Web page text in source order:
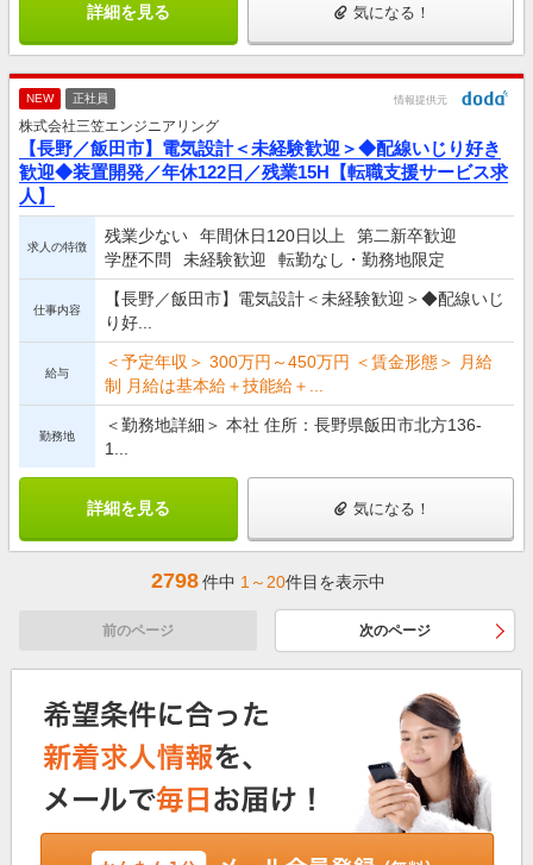
詳細を見る 気になる！
NEW 正社員 情報提供元
株式会社三笠エンジニアリング
【長野／飯田市】電気設計＜未経験歓迎＞◆配線いじり好き
歓迎◆装置開発／年休122日／残業15H【転職支援サービス求
人】
求人の特徴
残業少ない 年間休日120日以上
第二新卒歓迎
学歴不問
未経験歓迎 転勤なし・勤務地限定
仕事内容
【長野／飯田市】電気設計＜未経験歓迎＞◆配線いじ
り好...
給与
＜予定年収＞ 300万円～450万円 ＜賃金形態＞ 月給
制 月給は基本給＋技能給＋...
勤務地
＜勤務地詳細＞ 本社 住所：長野県飯田市北方136-
1...
詳細を見る 気になる！
2798件中 1～20件目を表示中
前のページ 次のページ